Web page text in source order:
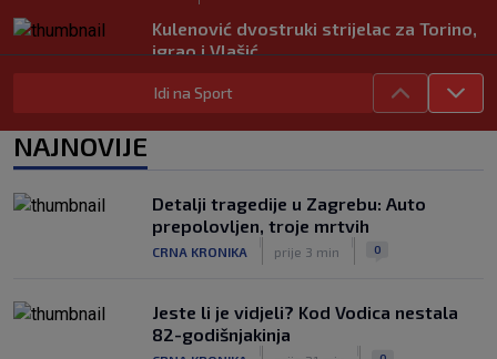
Kulenović dvostruki strijelac za Torino,
igrao i Vlašić
VIDEO / Modrić se vratio na teren!
Pogledajte ovacije publike i hrvatske
Tinejdžer iz Zimbabvea srušio bivšeg
trenera Hajduka, utakmica kasnila zbog
prometnog kaosa
Idi na Sport
NAJNOVIJE
Detalji tragedije u Zagrebu: Auto
prepolovljen, troje mrtvih
CRNA KRONIKA prije 3 min 0
Jeste li je vidjeli? Kod Vodica nestala
82-godišnjakinja